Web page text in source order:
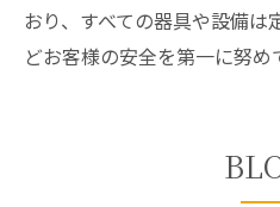
おり、すべての器具や設備は
どお客様の安全を第一に努め